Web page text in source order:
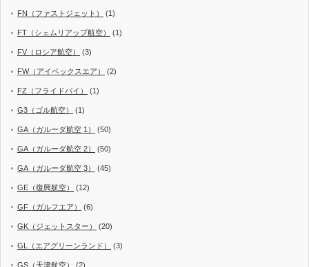
FN（ファストジェット） (1)
FT（シェムリアップ航空） (1)
FV（ロシア航空） (3)
FW（アイベックスエア） (2)
FZ（フライドバイ） (1)
G3（ゴル航空） (1)
GA（ガルーダ航空 1） (50)
GA（ガルーダ航空 2） (50)
GA（ガルーダ航空 3） (45)
GE（復興航空） (12)
GF（ガルフエア） (6)
GK（ジェットスター） (20)
GL（エアグリーンランド） (3)
GS（天津航空） (2)